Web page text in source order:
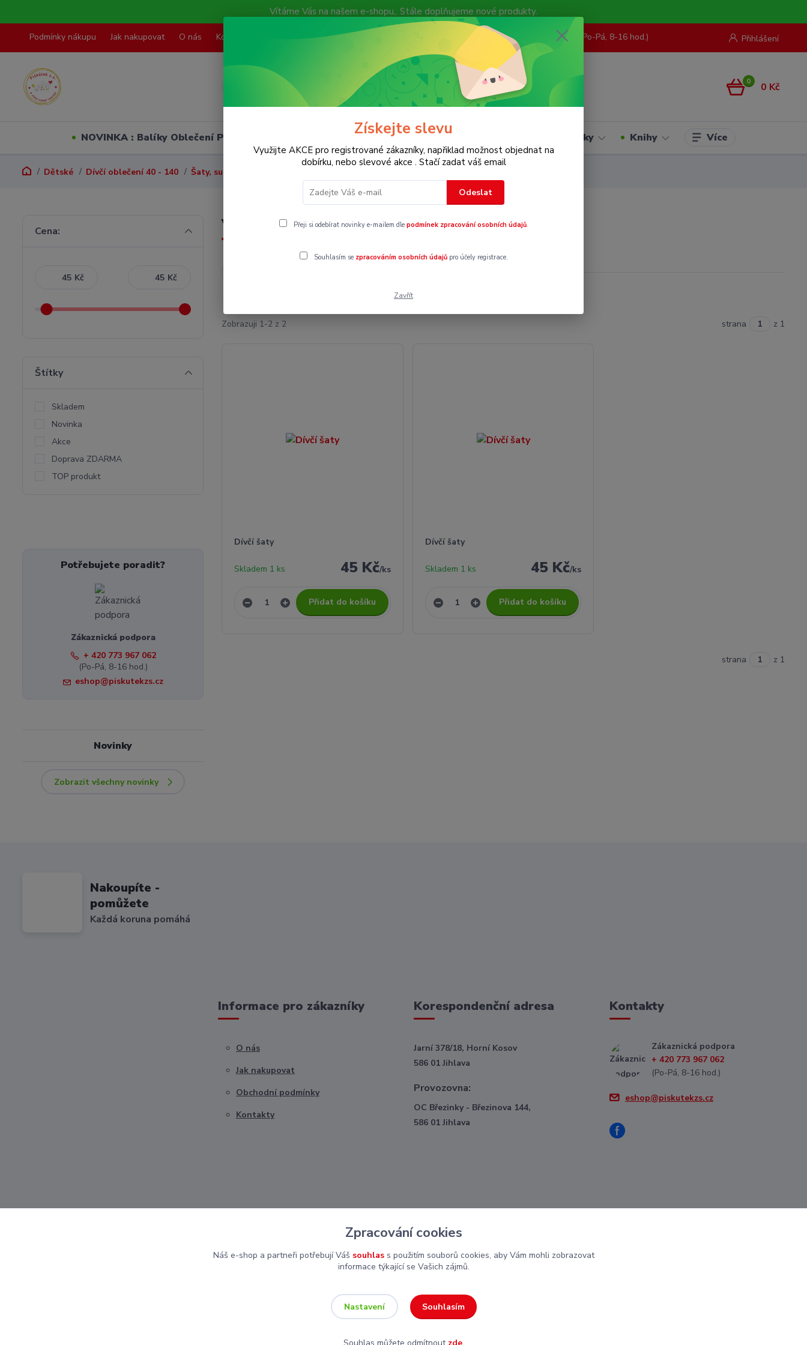
Vítáme Vás na našem e-shopu,. Stále doplňujeme nové produkty.
Podmínky nákupu Jak nakupovat O nás Kontakty Přihlášení
Hledat
Nevíte si rady? Zavolejte. + 420 773 967 062 (Po-Pá, 8-16 hod.)
0 0 Kč
NOVINKA : Balíky Oblečení PO VELIKOSTECH Dětské Dámské Hračky Knihy Více
Dětské Dívčí oblečení 40 - 140 Šaty, sukně
Vel. 86
Zobrazuji 1-2 z 2 strana z 1
Dívčí šaty
45 Kč/ks
Skladem 1 ks
Přidat do košíku
Dívčí šaty
45 Kč/ks
Skladem 1 ks
Přidat do košíku
strana z 1
Cena:
Kč Kč
Štítky
Skladem
Novinka
Akce
Doprava ZDARMA
TOP produkt
Potřebujete poradit?
Zákaznická podpora
+ 420 773 967 062
(Po-Pá, 8-16 hod.)
eshop@piskutekzs.cz
Novinky
Zobrazit všechny novinky
Nakoupíte -
pomůžete
Každá koruna pomáhá
Informace pro zákazníky
O nás
Jak nakupovat
Obchodní podmínky
Kontakty
Korespondenční adresa
Jarní 378/18, Horní Kosov
586 01 Jihlava
Provozovna:
OC Březinky - Březinova 144,
586 01 Jihlava
Kontakty
Zákaznická podpora
+ 420 773 967 062
(Po-Pá, 8-16 hod.)
eshop@piskutekzs.cz
Získejte slevu
Využijte AKCE pro registrované zákazníky, napřiklad možnost objednat na
dobírku, nebo slevové akce . Stačí zadat váš email
Odeslat
Přeji si odebírat novinky e-mailem dle podmínek zpracování osobních údajů.
Souhlasím se zpracováním osobních údajůpro účely registrace.
Zavřít
Zpracování cookies
Náš e-shop a partneři potřebují Váš souhlass použitím souborů cookies, aby Vám mohli zobrazovat
informace týkající se Vašich zájmů.
Nastavení Souhlasím